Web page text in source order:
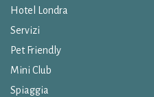
Hotel Londra
Servizi
Pet Friendly
Mini Club
Spiaggia